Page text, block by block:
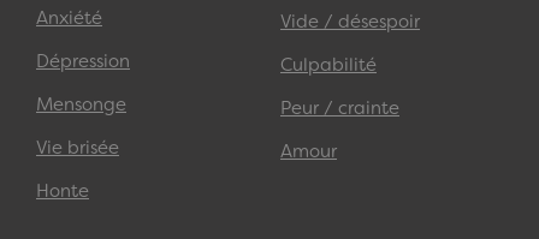
Anxiété
Dépression
Mensonge
Vie brisée
Honte
Vide / désespoir
Culpabilité
Peur / crainte
Amour